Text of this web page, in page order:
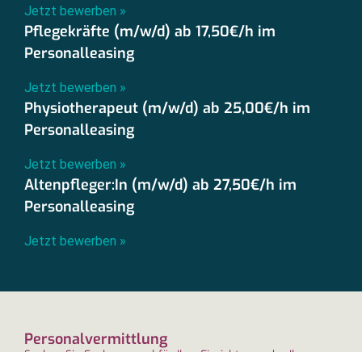
Jetzt bewerben »
Pflegekräfte (m/w/d) ab 17,50€/h im
Personalleasing
Jetzt bewerben »
Physiotherapeut (m/w/d) ab 25,00€/h im
Personalleasing
Jetzt bewerben »
Altenpfleger:In (m/w/d) ab 27,50€/h im
Personalleasing
Jetzt bewerben »
Personalvermittlung